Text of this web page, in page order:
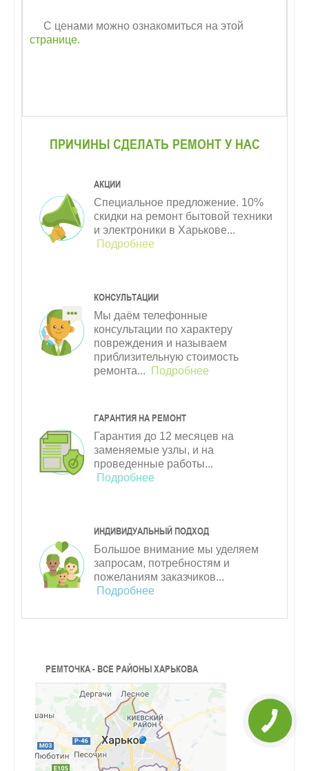
С ценами можно ознакомиться на этой
странице.
ПРИЧИНЫ СДЕЛАТЬ РЕМОНТ У НАС
АКЦИИ
Специальное предложение. 10%
скидки на ремонт бытовой техники
и электроники в Харькове...
Подробнее
КОНСУЛЬТАЦИИ
Мы даём телефонные
консультации по характеру
повреждения и называем
приблизительную стоимость
ремонта...
Подробнее
ГАРАНТИЯ НА РЕМОНТ
Гарантия до 12 месяцев на
заменяемые узлы, и на
проведенные работы...
Подробнее
ИНДИВИДУАЛЬНЫЙ ПОДХОД
Большое внимание мы уделяем
запросам, потребностям и
пожеланиям заказчиков...
Подробнее
РЕМТОЧКА - ВСЕ РАЙОНЫ ХАРЬКОВА